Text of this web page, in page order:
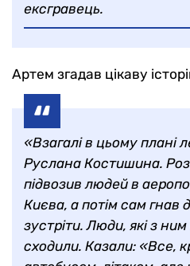
ексгравець.
Артем згадав цікаву
«Взагалі в цьому плані
Руслана Костишина.
підвозив людей в
Києва, а потім сам гнав
зустріти. Люди, які з
сходили. Казали: «Все,